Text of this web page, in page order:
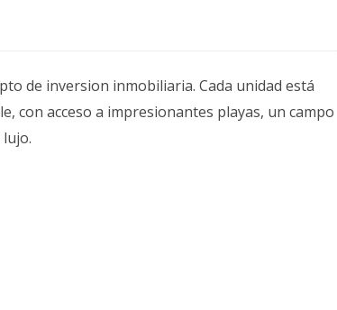
de inversion inmobiliaria. Cada unidad está
con acceso a impresionantes playas, un campo